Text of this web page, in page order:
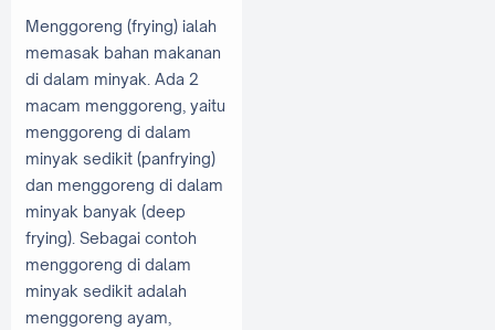
Menggoreng (frying) ialah
memasak bahan makanan
di dalam minyak. Ada 2
macam menggoreng, yaitu
menggoreng di dalam
minyak sedikit (panfrying)
dan menggoreng di dalam
minyak banyak (deep
frying). Sebagai contoh
menggoreng di dalam
minyak sedikit adalah
menggoreng ayam,